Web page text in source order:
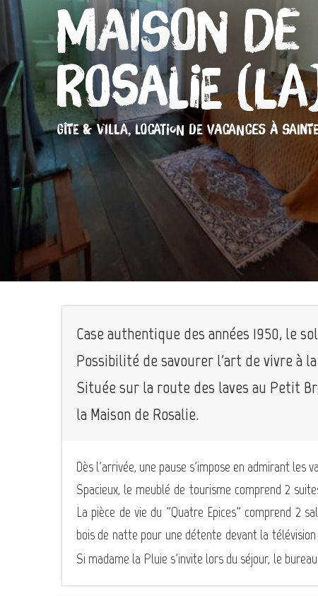
Maison de
Rosalie
GÎTE & VILLA,LOCATION DE VACANCES À
Case authentique des années 1950, le
Possibilité de savourer l'art de vivre à
Située sur la route des laves au Petit
la Maison de Rosalie.
Dès l'arrivée, une pause s'impose en admirant les
Spacieux, le meublé de tourisme comprend 2
La pièce de vie du "Quatre Epices" comprend 2
bois de natte pour une détente devant la
Si madame la Pluie s'invite lors du séjour, le